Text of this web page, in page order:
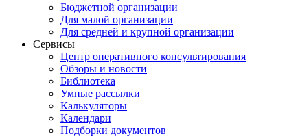
Бюджетной организации
Для малой организации
Для средней и крупной организации
Сервисы
Центр оперативного консультирования
Обзоры и новости
Библиотека
Умные рассылки
Калькуляторы
Календари
Подборки документов